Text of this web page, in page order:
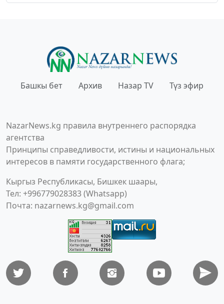
Башкы бет Архив Назар TV Түз эфир
NazarNews.kg правила внутреннего распорядка
агентства
Принципы справедливости, истины и национальных
интересов в памяти государственного флага;
Кыргыз Республикасы, Бишкек шаары,
Тел: +996779028383 (Whatsapp)
Почта: nazarnews.kg@gmail.com